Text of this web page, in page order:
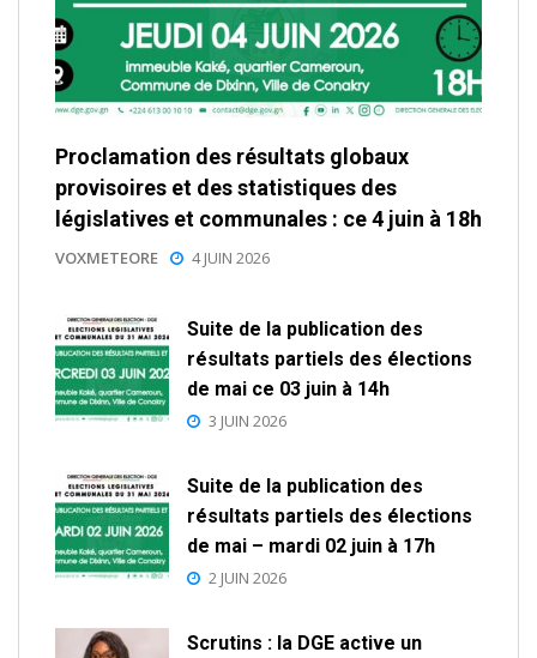
Proclamation des résultats globaux
provisoires et des statistiques des
législatives et communales : ce 4 juin à 18h
VOXMETEORE 4 JUIN 2026
Suite de la publication des
résultats partiels des élections
de mai ce 03 juin à 14h
3 JUIN 2026
Suite de la publication des
résultats partiels des élections
de mai – mardi 02 juin à 17h
2 JUIN 2026
Scrutins : la DGE active un